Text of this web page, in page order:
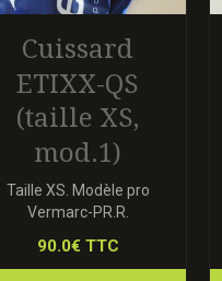
Cuissard
ETIXX-QS
(taille XS,
mod.1)
Taille XS. Modèle pro
Vermarc-PR.R.
90.0€ TTC